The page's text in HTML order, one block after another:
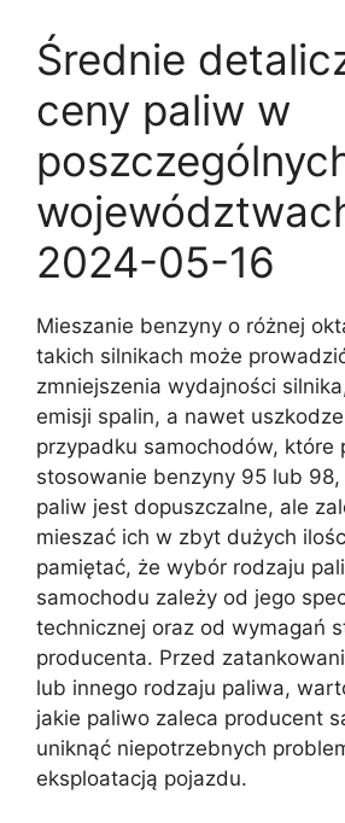
Średnie
ceny paliw w
2024-05-16
Mieszanie benzyny o różnej
takich silnikach może
zmniejszenia wydajności
emisji spalin, a nawet
przypadku samochodów, które
stosowanie benzyny 95 lub
paliw jest dopuszczalne, ale
mieszać ich w zbyt dużych
pamiętać, że wybór rodzaju
samochodu zależy od jego
technicznej oraz od wymagań
producenta. Przed
lub innego rodzaju paliwa,
jakie paliwo zaleca producent
uniknąć niepotrzebnych
eksploatacją pojazdu.